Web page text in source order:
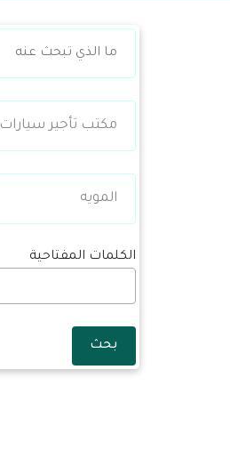
مكتب تأجير سيارات
المويه
الكلمات المفتاحية
بحث